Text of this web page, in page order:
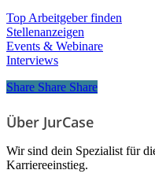
Top Arbeitgeber finden
Stellenanzeigen
Events & Webinare
Interviews
Share
Share Share Share
Über JurCase
Wir sind dein Spezialist für
Karriereeinstieg.